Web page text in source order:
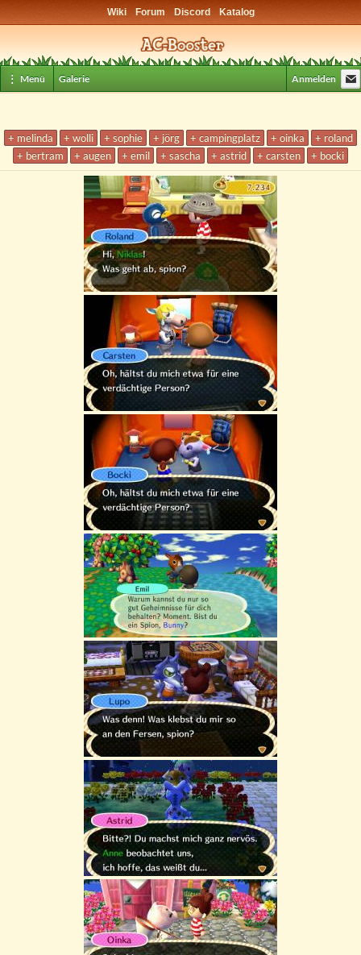
Wiki Forum Discord Katalog
⋮ Menü Galerie Anmelden
+ melinda + wolli + sophie + jörg + campingplatz + oinka
+ roland
+ bertram
+ augen + emil + sascha + astrid + carsten + bocki